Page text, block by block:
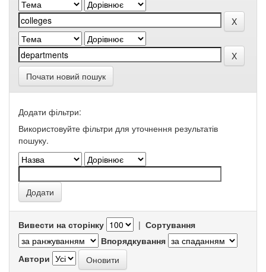
Почати новий пошук
Додати фільтри:
Використовуйте фільтри для уточнення результатів
пошуку.
Вивести на сторінку | Сортування
Впорядкування
Автори